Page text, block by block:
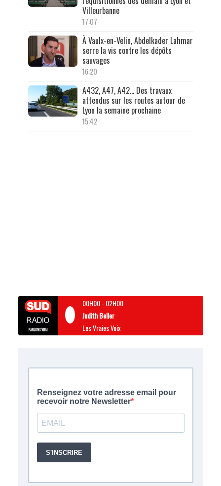
Villeurbanne
17:07
À Vaulx-en-Velin, Abdelkader Lahmar
serre la vis contre les dépôts
sauvages
16:20
A432, A47, A42… Des travaux
attendus sur les routes autour de
Lyon la semaine prochaine
15:42
00H00- 02H00
Judith Beller
Les Vraies Voix